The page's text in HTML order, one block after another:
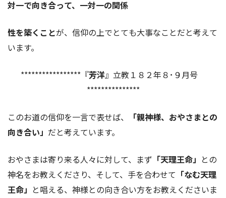
対一で向き合って、一対一の関係
性を築くことが、信仰の上でとても大事なことだと考えて
います。
*****************『芳洋』立教１８２年８･９月号
***************
このお道の信仰を一言で表せば、
「親神様、おやさまとの
向き合い」 だと考えています。
おやさまは寄り来る人々に対して、まず 「天理王命」 との
神名をお教えくださり、そして、手を合わせて 「なむ天理
王命」 と唱える、神様との向き合い方をお教えくださいま